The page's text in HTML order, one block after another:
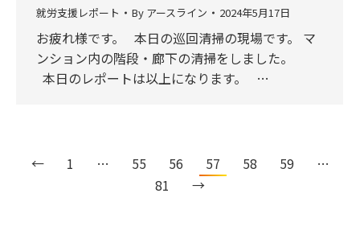
就労支援レポート By アースライン 2024年5月17日
お疲れ様です。 本日の巡回清掃の現場です。 マ
ンション内の階段・廊下の清掃をしました。
本日のレポートは以上になります。 …
← 1 … 55 56 57 58 59
…
81
→